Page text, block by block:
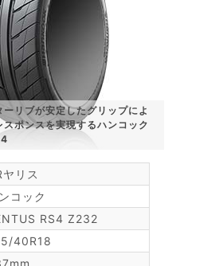
リブが安定したグリップによ
スポンスを実現するハンコック
ヤリス
コック
RS4 Z232
40R18